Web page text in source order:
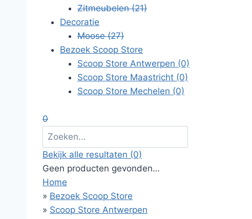
Zitmeubelen(21)
Decoratie
Moose(27)
Bezoek Scoop Store
Scoop Store Antwerpen (0)
Scoop Store Maastricht (0)
Scoop Store Mechelen (0)
0
Bekijk alle resultaten (0)
Geen producten gevonden…
Home
» Bezoek Scoop Store
» Scoop Store Antwerpen